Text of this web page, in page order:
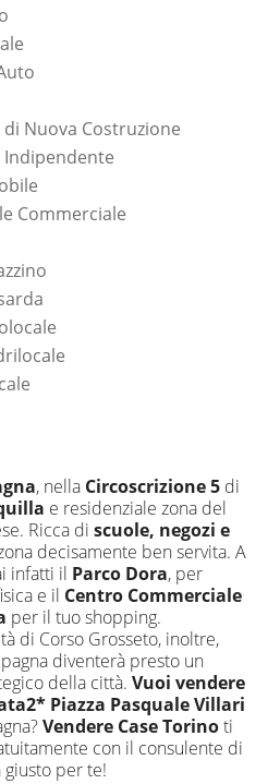
di Nuova Costruzione
Indipendente
Commerciale
, nella Circoscrizione 5di
e residenziale zona del
Ricca di scuole, negozi e
decisamente ben servita. A
infatti il Parco Dora, per
e il Centro Commerciale
per il tuo shopping.
di Corso Grosseto, inoltre,
diventerà presto un
della città. Vuoi vendere
Piazza Pasquale Villari
Vendere Case Torinoti
con il consulente di
giusto per te!